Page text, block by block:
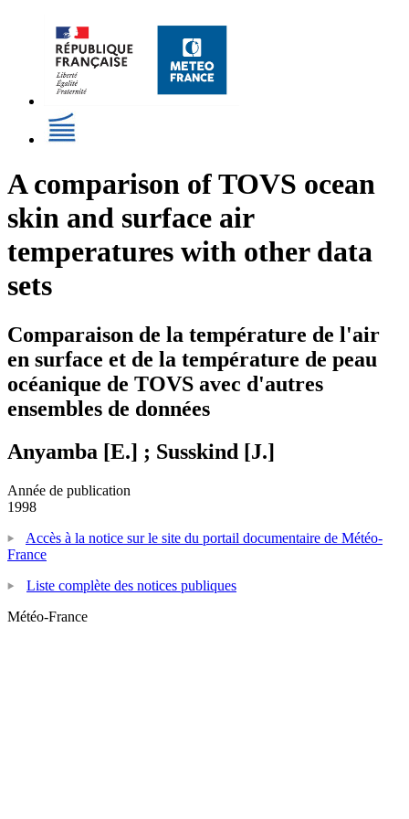
A comparison of TOVS ocean
skin and surface air
temperatures with other data
sets
Comparaison de la température de l'air
en surface et de la température de peau
océanique de TOVS avec d'autres
ensembles de données
Anyamba [E.] ; Susskind [J.]
Année de publication
1998
Accès à la notice sur le site du portail documentaire de Météo-
France
Liste complète des notices publiques
Météo-France